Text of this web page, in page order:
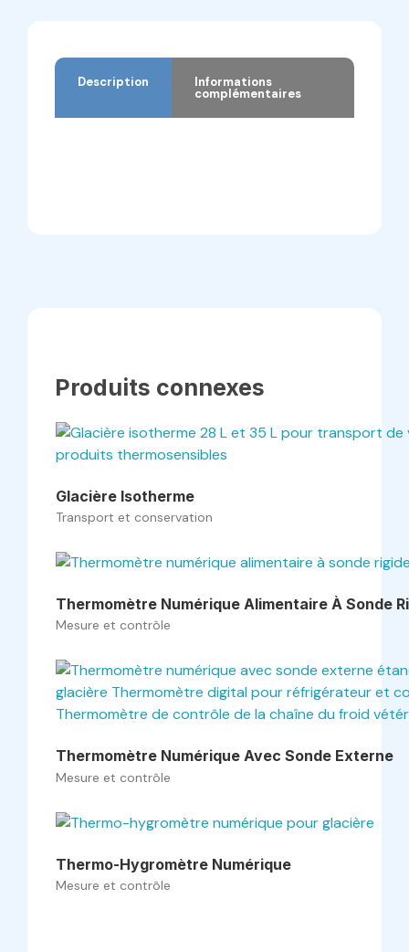
Description Informations
complémentaires
Produits connexes
Glacière Isotherme
Transport et conservation
Thermomètre Numérique Alimentaire À Sonde
Mesure et contrôle
Thermomètre Numérique Avec Sonde Externe
Mesure et contrôle
Thermo-Hygromètre Numérique
Mesure et contrôle